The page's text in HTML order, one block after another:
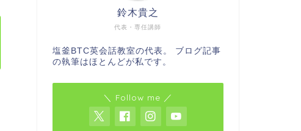
代表・専任講師
鈴木貴之
塩釜BTC英会話教室の代表。 ブログ記事
の執筆はほとんどが私です。
＼ Follow me ／